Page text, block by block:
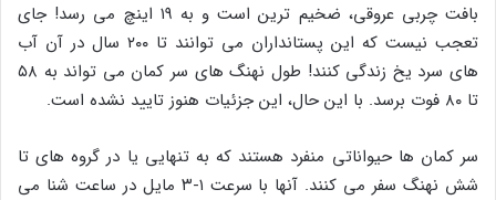
بافت چربی عروقی، ضخیم ترین است و به ۱۹ اینچ می رسد! جای
تعجب نیست که این پستانداران می توانند تا ۲۰۰ سال در آن آب
های سرد یخ زندگی کنند! طول نهنگ های سر کمان می تواند به ۵۸
تا ۸۰ فوت برسد. با این حال، این جزئیات هنوز تایید نشده است.
سر کمان ها حیواناتی منفرد هستند که به تنهایی یا در گروه های تا
شش نهنگ سفر می کنند. آنها با سرعت ۱-۳ مایل در ساعت شنا می